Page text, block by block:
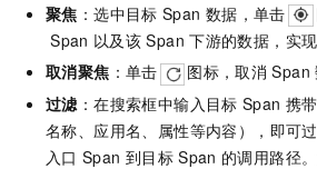
聚焦 ：选中目标 Span 数据，单击
Span 以及该 Span 下游的数据，实现
取消聚焦 ：单击 图标，取消 Span
过滤 ：在搜索框中输入目标 Span 携
名称、应用名、属性等内容），即可
入口 Span 到目标 Span 的调用路径